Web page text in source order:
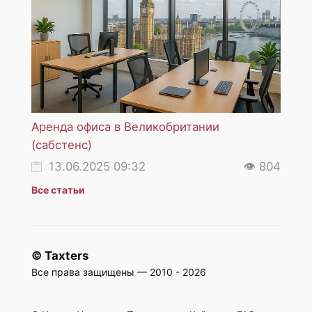
Аренда офиса в Великобритании
(сабстенс)
13.06.2025 09:32
👁 804
Все статьи
© Taxters
Все права защищены — 2010 - 2026